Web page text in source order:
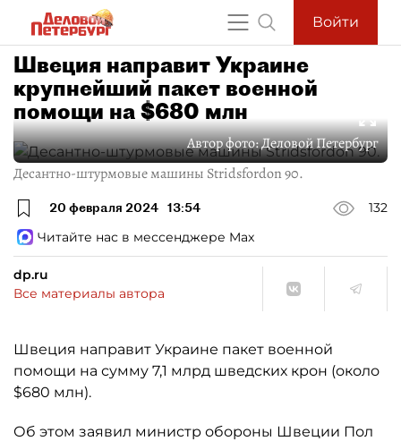
Войти
Швеция направит Украине
крупнейший пакет военной
помощи на $680 млн
Автор фото:Деловой Петербург
Десантно-штурмовые машины Stridsfordon 90.
20 февраля 2024 13:54
132
Читайте нас в мессенджере Max
dp.ru
Все материалы автора
Швеция направит Украине пакет военной
помощи на сумму 7,1 млрд шведских крон (около
$680 млн).
Об этом заявил министр обороны Швеции Пол